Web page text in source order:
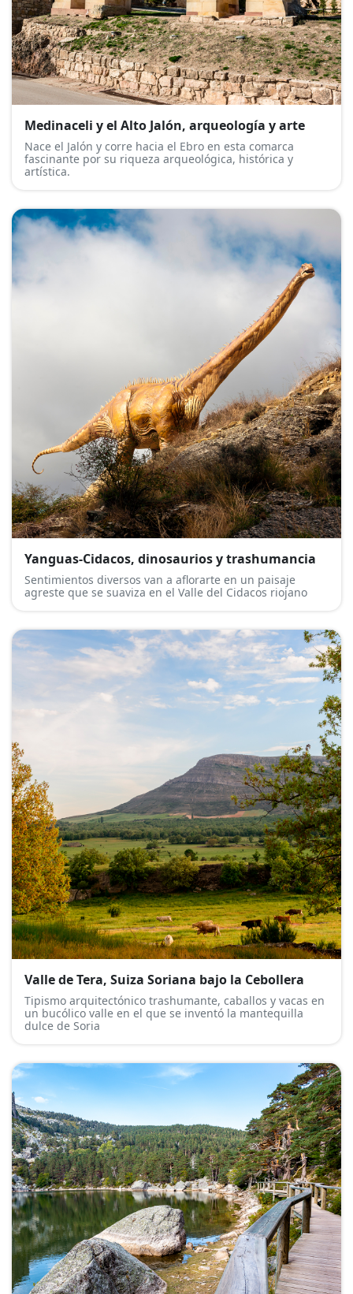
Medinaceli y el Alto Jalón, arqueología y arte
Nace el Jalón y corre hacia el Ebro en esta comarca
fascinante por su riqueza arqueológica, histórica y
artística.
Yanguas-Cidacos, dinosaurios y trashumancia
Sentimientos diversos van a aflorarte en un paisaje
agreste que se suaviza en el Valle del Cidacos riojano
Valle de Tera, Suiza Soriana bajo la Cebollera
Tipismo arquitectónico trashumante, caballos y vacas en
un bucólico valle en el que se inventó la mantequilla
dulce de Soria